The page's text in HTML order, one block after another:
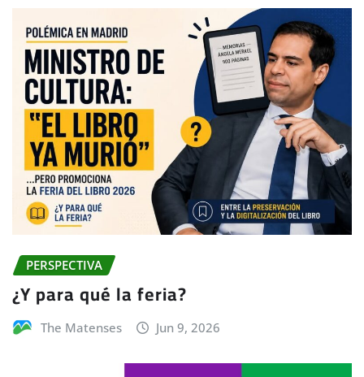
PERSPECTIVA
¿Y para qué la feria?
The Matenses Jun 9, 2026